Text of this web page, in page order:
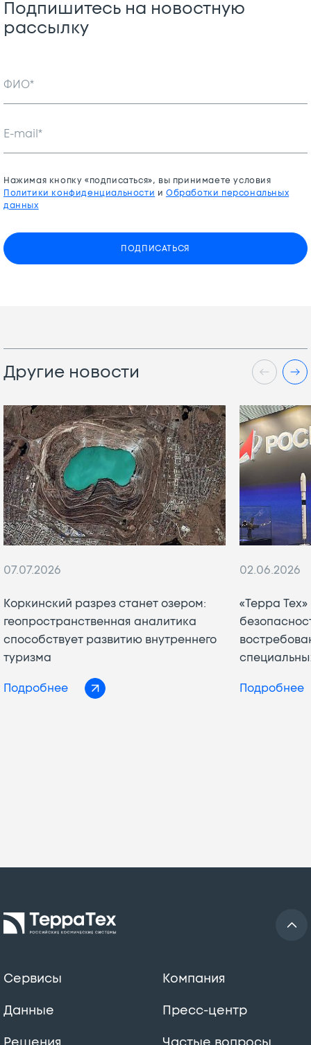
Подпишитесь на новостную
рассылку
ФИО*
E-mail*
Нажимая кнопку «подписаться», вы принимаете условия
Политики конфиденциальности иОбработки персональных
данных
ПОДПИСАТЬСЯ
Другие новости
07.07.2026
Коркинский разрез станет озером:
геопространственная аналитика
способствует развитию внутреннего
туризма
Подробнее
02.06.2026
«Терра
Подробнее
Сервисы
Данные
Компания
Пресс-центр